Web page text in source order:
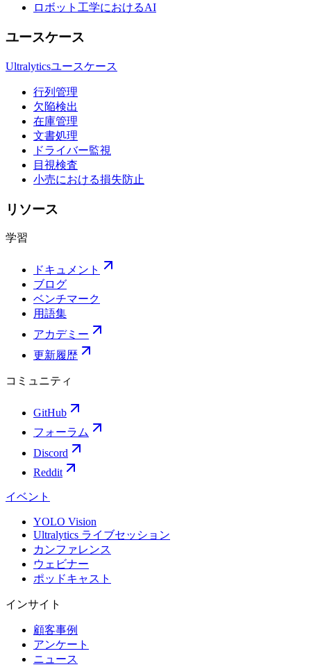
ロボット工学におけるAI
ユースケース
Ultralyticsユースケース
行列管理
欠陥検出
在庫管理
文書処理
ドライバー監視
目視検査
小売における損失防止
リソース
学習
ドキュメント
ブログ
ベンチマーク
用語集
アカデミー
更新履歴
コミュニティ
GitHub
フォーラム
Discord
Reddit
イベント
YOLO Vision
Ultralytics ライブセッション
カンファレンス
ウェビナー
ポッドキャスト
インサイト
顧客事例
アンケート
ニュース